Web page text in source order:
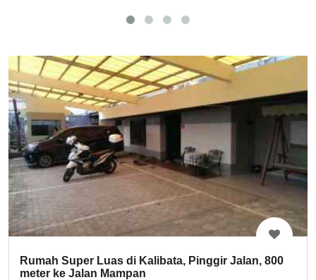
Rumah Super Luas di Kalibata, Pinggir Jalan, 800
meter ke Jalan Mampan